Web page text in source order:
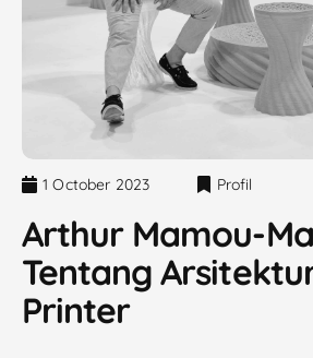
1 October 2023 Profil
Arthur Mamou-
Tentang
Printer